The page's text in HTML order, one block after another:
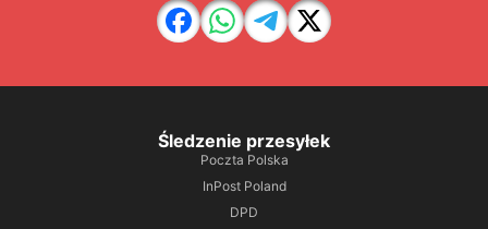
Śledzenie przesyłek
Poczta Polska
InPost Poland
DPD